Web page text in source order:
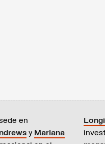
en
y Mariana